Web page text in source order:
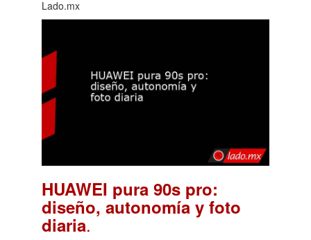
Lado.mx
HUAWEI pura 90s pro:
diseño, autonomía y foto
diaria.